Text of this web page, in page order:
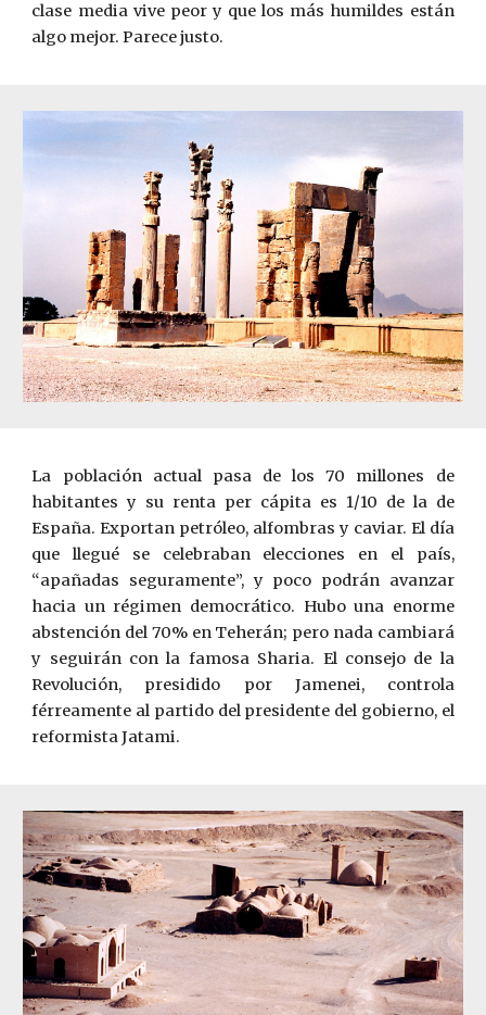
clase media vive peor y que los más humildes están
algo mejor. Parece justo.
La población actual pasa de los 70 millones de
habitantes y su renta per cápita es 1/10 de la de
España. Exportan petróleo, alfombras y caviar. El día
que llegué se celebraban elecciones en el país,
“apañadas seguramente”, y poco podrán avanzar
hacia un régimen democrático. Hubo una enorme
abstención del 70% en Teherán; pero nada cambiará
y seguirán con la famosa Sharia. El consejo de la
Revolución, presidido por Jamenei, controla
férreamente al partido del presidente del gobierno, el
reformista Jatami.